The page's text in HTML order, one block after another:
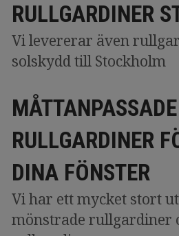
RULLGARDINER
Vi levererar även
solskydd till Stockholm
MÅTTANPASSADE
RULLGARDINER
DINA FÖNSTER
Vi har ett mycket stort
mönstrade rullgardiner